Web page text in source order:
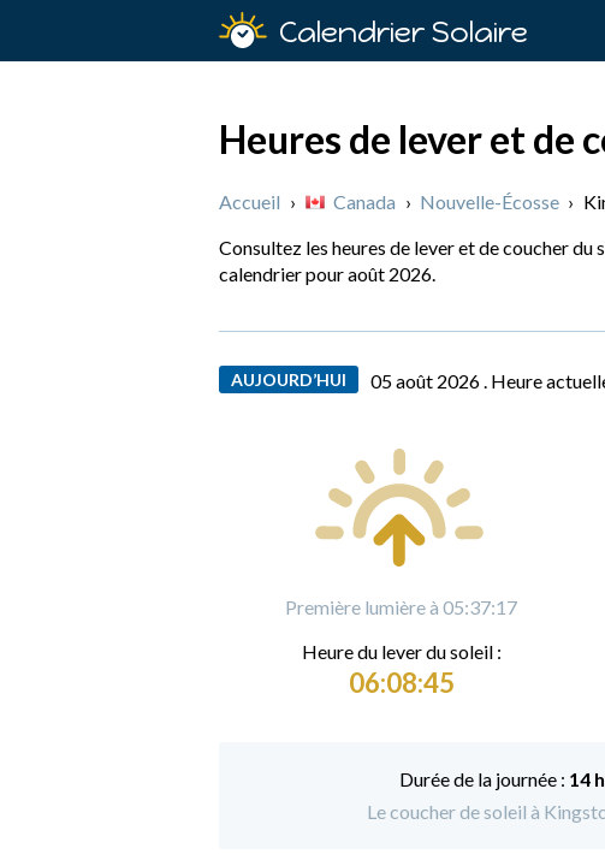
Calendrier Solaire
Heures de lever et de
Accueil › Canada › Nouvelle-Écosse ›
Consultez les heures de lever et de coucher
calendrier pour août 2026.
AUJOURD’HUI 05 août 2026 . Heure
Première lumière à 05:37:17
Heure du lever du soleil :
06:08:45
Durée de la journée : 14
Le coucher de soleil à